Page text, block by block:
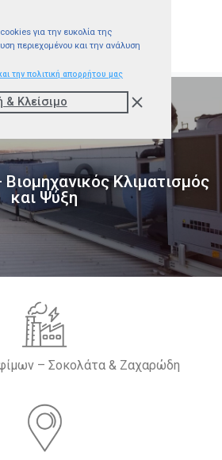
για την ευκολία της
περιεχομένου και την ανάλυση
την πολιτική απορρήτου μας
Kλείσιμο
Κλιματισμός
και Ψύξη
– Σοκολάτα & Ζαχαρώδη